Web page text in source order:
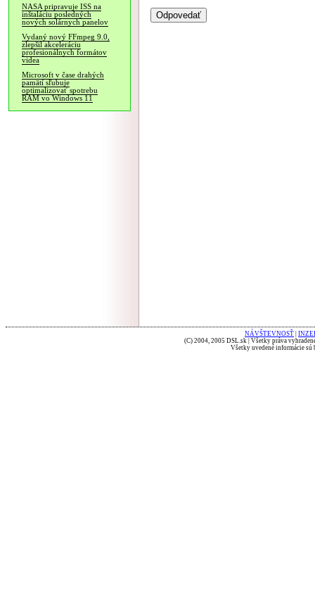
NASA pripravuje ISS na
inštaláciu posledných
nových solárnych panelov
Vydaný nový FFmpeg 9.0,
zlepšil akceleráciu
profesionálnych formátov
videa
Microsoft v čase drahých
pamätí sľubuje
optimalizovať spotrebu
RAM vo Windows 11
NÁVŠTEVNOSŤ
(C) 2004, 2005 DSL.sk | Všetky práva
Všetky uvedené informácie sú